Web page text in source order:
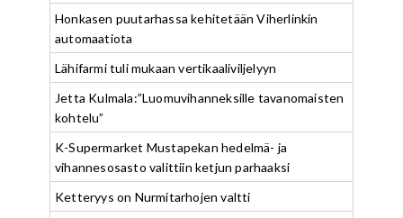
Honkasen puutarhassa kehitetään Viherlinkin
automaatiota
Lähifarmi tuli mukaan vertikaaliviljelyyn
Jetta Kulmala:”Luomuvihanneksille tavanomaisten
kohtelu”
K-Supermarket Mustapekan hedelmä- ja
vihannesosasto valittiin ketjun parhaaksi
Ketteryys on Nurmitarhojen valtti